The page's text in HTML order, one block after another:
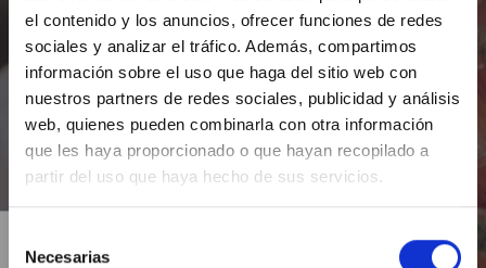
el contenido y los anuncios, ofrecer funciones de redes
sociales y analizar el tráfico. Además, compartimos
información sobre el uso que haga del sitio web con
nuestros partners de redes sociales, publicidad y análisis
web, quienes pueden combinarla con otra información
que les haya proporcionado o que hayan recopilado a
partir del uso que haya hecho de sus servicios.
Necesarias
huevos, verduras, fruta o aceite subirá
progresivamente hasta el 31 de diciembre
para cumplir con los límites de gasto
público según las reglas fiscales de la UE.